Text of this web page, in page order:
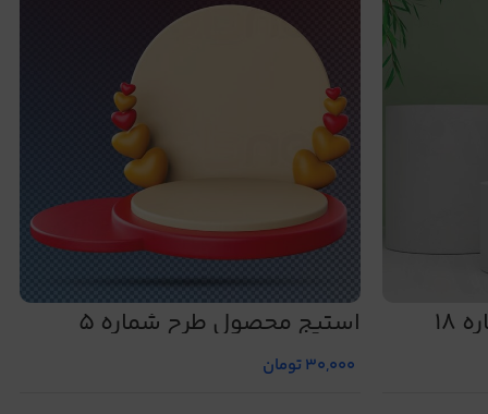
استیج محصول طرح شماره 5
30,000تومان